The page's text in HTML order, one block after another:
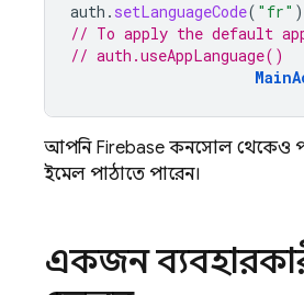
auth . setLanguageCode( "fr" )
// To apply the default
// auth.useAppLanguage()
আপনি Firebase কনসোল থেকেও
ইমেল পাঠাতে পারেন।
একজন